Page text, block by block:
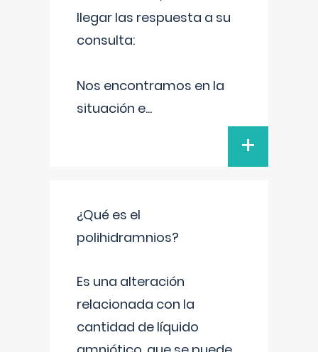
llegar las respuesta a su
consulta:
Nos encontramos en la
situación e...
+
¿Qué es el
polihidramnios?
Es una alteración
relacionada con la
cantidad de líquido